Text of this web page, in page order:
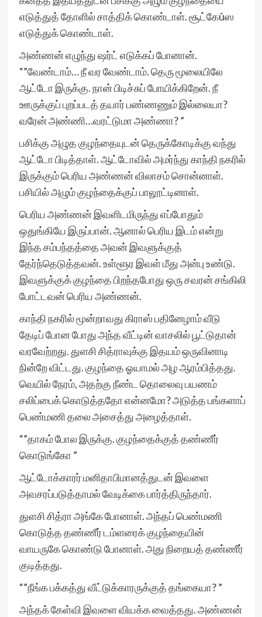
எடுத்துத் தோளில் சாத்திக் கொண்டாள். சூட்கேûஸ
எடுத்துக் கொண்டாள்.
அண்ணன் எழுந்து ஷர்ட் எடுக்கப் போனான்.
“”வேண்டாம்… நீ வர வேண்டாம். தெரு மூலையிலே
ஆட்டோ இருக்கு. நான் பிடிச்சுப் போயிக்கிறேன். நீ
ஊருக்குப் புறப்படத் தயார் பண்ணணும் இல்லையா?
வரேன் அண்ணி…வரட்டுமா அண்ணா? ”
பசிக்கு அழுத குழந்தையுடன் தெருக்கோடிக்கு வந்து
ஆட்டோ பிடித்தாள். ஆட்டோவில் அமர்ந்து காந்தி நகரில்
இருக்கும் பெரிய அண்ணன் விலாசம் சொன்னாள்.
பசியில் அழும் குழந்தைக்குப் பாலூட்டினாள்.
பெரிய அண்ணன் இவளிடமிருந்து எப்போதும்
ஒதுங்கியே இருப்பான். ஆனால் பெரிய இடம் என்று
இந்த சம்பந்தத்தை அவன் இவளுக்குத்
தேர்ந்தெடுத்தவன். உள்ளூர இவள் மீது அன்பு உண்டு.
இவளுக்குக் குழந்தை பிறந்தபோது ஒரு சவரன் சங்கிலி
போட்டவன் பெரிய அண்ணன்.
காந்தி நகரில் மூன்றாவது கிராஸ் பதினேழாம் வீடு
தேடிப் போன போது அந்த வீட்டின் வாசலில் பூட்டுதான்
வரவேற்றது. துளசி சித்ராவுக்கு இதயம் ஒருவினாடி
நின்றே விட்டது. குழந்தை ஓயாமல் அழ ஆரம்பித்தது.
வெயில் நேரம், அதற்கு நீண்ட தொலைவு பயணம்
சலிப்பைக் கொடுத்ததோ என்னமோ? அடுத்த பங்களாப்
பெண்மணி தலை அசைத்து அழைத்தாள்.
“”தாகம் போல இருக்கு. குழந்தைக்குத் தண்ணீர்
கொடுங்கோ ”
ஆட்டோக்காரர் மனிதாபிமானத்துடன் இவளை
அவசரப்படுத்தாமல் வேடிக்கை பார்த்திருந்தார்.
துளசி சித்ரா அங்கே போனாள். அந்தப் பெண்மணி
கொடுத்த தண்ணீர் டம்ளரைக் குழந்தையின்
வாயருகே கொண்டு போனாள். அது நிறையத் தண்ணீர்
குடித்தது.
“”நீங்க பக்கத்து வீட்டுக்காரருக்குத் தங்கையா? ”
அந்தக் கேள்வி இவளை வியக்க வைத்தது. அண்ணன்